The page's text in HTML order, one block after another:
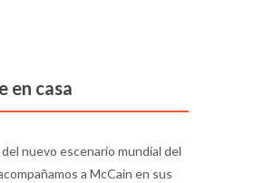
en casa
nuevo escenario mundial del
a McCain en sus